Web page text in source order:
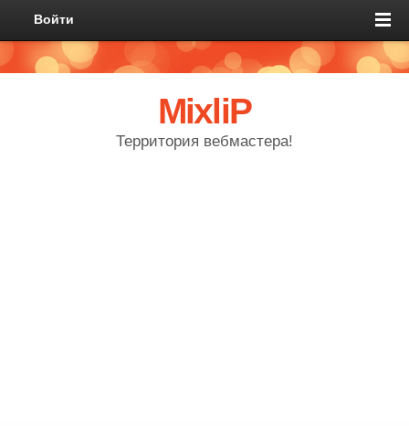
Войти
MixliP
Территория вебмастера!